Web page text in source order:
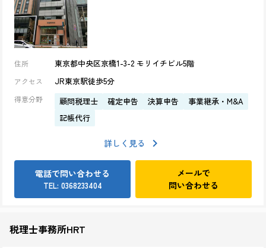
住所 東京都中央区京橋1-3-2 モリイチビル5階
アクセス JR東京駅徒歩5分
得意分野 顧問税理士 確定申告 決算申告
事業継承・M&A
記帳代行
詳しく見る
電話で問い合わせる
TEL: 0368233404
メールで
問い合わせる
税理士事務所HRT